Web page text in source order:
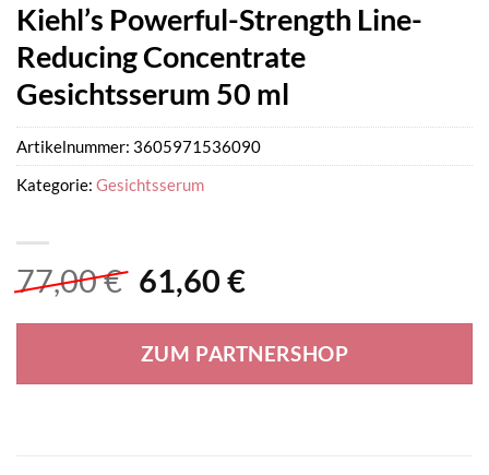
Kiehl’s Powerful-Strength Line-
Reducing Concentrate
Gesichtsserum 50 ml
77,00€ Ursprünglicher
war:
77,00 €
61,60 €Aktueller
ist:
61,60 €.
ZUM PARTNERSHOP
Artikelnummer: 3605971536090
Kategorie: Gesichtsserum